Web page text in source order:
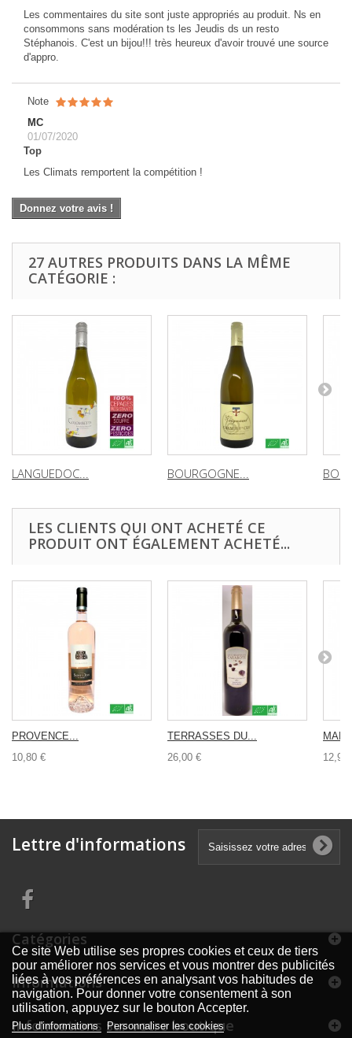
Les commentaires du site sont juste appropriés au produit. Ns en
consommons sans modération ts les Jeudis ds un resto
Stéphanois. C'est un bijou!!! très heureux d'avoir trouvé une source
d'appro.
Note
MC
01/07/2020
Top
Les Climats remportent la compétition !
Donnez votre avis !
27 AUTRES PRODUITS DANS LA MÊME
CATÉGORIE :
LANGUEDOC... BOURGOGNE...
LES CLIENTS QUI ONT ACHETÉ CE
PRODUIT ONT ÉGALEMENT ACHETÉ...
PROVENCE...
10,80 €
TERRASSES DU...
26,00 €
12,90
Lettre d'informations
Catégories
Informations
Informations sur votre boutique
Ce site Web utilise ses propres cookies et ceux de tiers
pour améliorer nos services et vous montrer des publicités
liées à vos préférences en analysant vos habitudes de
navigation. Pour donner votre consentement à son
utilisation, appuyez sur le bouton Accepter.
Plus d'informations Personnaliser les cookies